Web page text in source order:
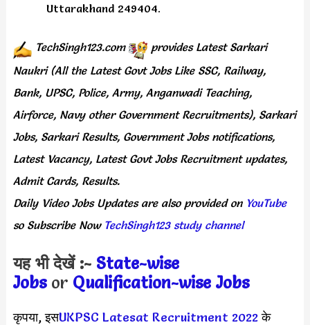
Uttarakhand 249404.
TechSingh123.com provides Latest Sarkari
Naukri (All the Latest Govt Jobs Like SSC, Railway,
Bank, UPSC, Police, Army, Anganwadi Teaching,
Airforce, Navy other Government Recruitments), Sarkari
Jobs, Sarkari Results, Government Jobs notifications,
Latest Vacancy, Latest Govt Jobs Recruitment updates,
Admit Cards, Results.
Daily Video Jobs Updates are also provided onYouTube
so Subscribe Now TechSingh123 study channel
यह भी देखें :- State-wise
Jobs or Qualification-wise Jobs
कृपया, इसUKPSC Latesat Recruitment 2022के